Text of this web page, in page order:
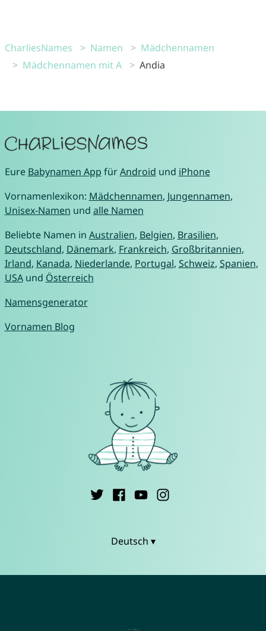
CharliesNames Namen
Mädchennamen
Mädchennamen mit A
Andia
Eure Babynamen App fürAndroid und iPhone
Vornamenlexikon: Mädchennamen, Jungennamen,
Unisex-Namen und alle Namen
Beliebte Namen in Australien, Belgien, Brasilien,
Deutschland, Dänemark, Frankreich, Großbritannien,
Irland, Kanada, Niederlande, Portugal, Schweiz, Spanien,
USAund Österreich
Namensgenerator
Vornamen Blog
Deutsch ▾